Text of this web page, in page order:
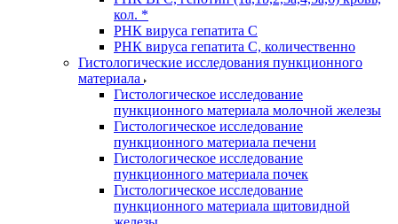
кол. *
РНК вируса гепатита C
РНК вируса гепатита C, количественно
Гистологические исследования пункционного
материала
Гистологическое исследование
пункционного материала молочной железы
Гистологическое исследование
пункционного материала печени
Гистологическое исследование
пункционного материала почек
Гистологическое исследование
пункционного материала щитовидной